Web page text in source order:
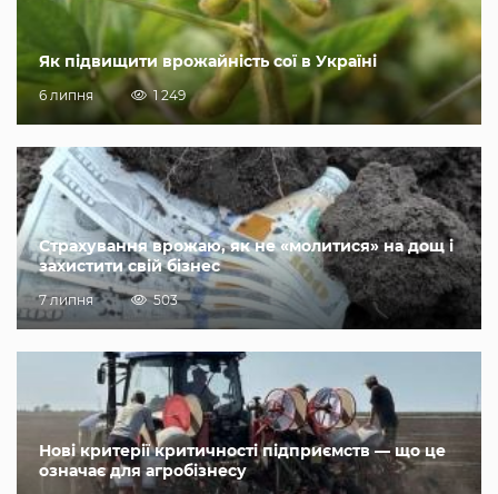
Як підвищити врожайність сої в Україні
6 липня 1 249
Страхування врожаю, як не «молитися» на дощ і
захистити свій бізнес
7 липня 503
Нові критерії критичності підприємств — що це
означає для агробізнесу